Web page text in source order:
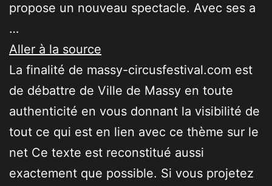
propose un nouveau spectacle. Avec ses a
…
Aller à la source
La finalité de massy-circusfestival.com est
de débattre de Ville de Massy en toute
authenticité en vous donnant la visibilité de
tout ce qui est en lien avec ce thème sur le
net Ce texte est reconstitué aussi
exactement que possible. Si vous projetez